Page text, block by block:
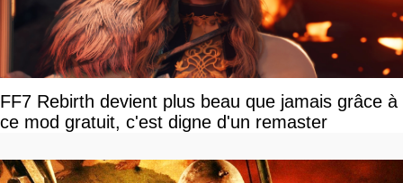
FF7 Rebirth devient plus beau que jamais grâce à
ce mod gratuit, c'est digne d'un remaster